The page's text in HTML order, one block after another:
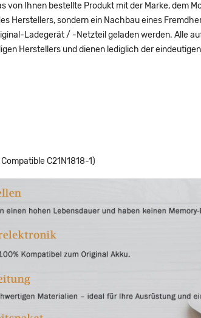
von Ihnen bestellte Produkt mit der Marke, dem
Herstellers, sondern ein Nachbau eines
Ladegerät / -Netzteil geladen werden. Alle
Herstellers und dienen lediglich der
C21N1818-1)